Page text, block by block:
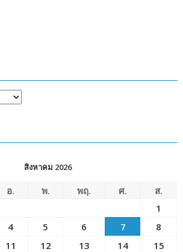
๒๕๖๙
สิงหาคม 2026
อ. พ. พฤ. ศ.
ส.
1
4 5 6 7
8
11 12 13 14
15